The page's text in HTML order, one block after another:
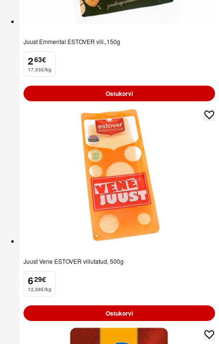
Juust Emmental ESTOVER viil.,150g
2
. 63€
17,53€/kg
Ostukorvi
Juust Vene ESTOVER viilutatud, 500g
6
. 29€
12,58€/kg
Ostukorvi